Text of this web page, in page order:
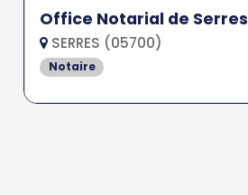
Office Notarial de Serres
SERRES (05700)
Notaire